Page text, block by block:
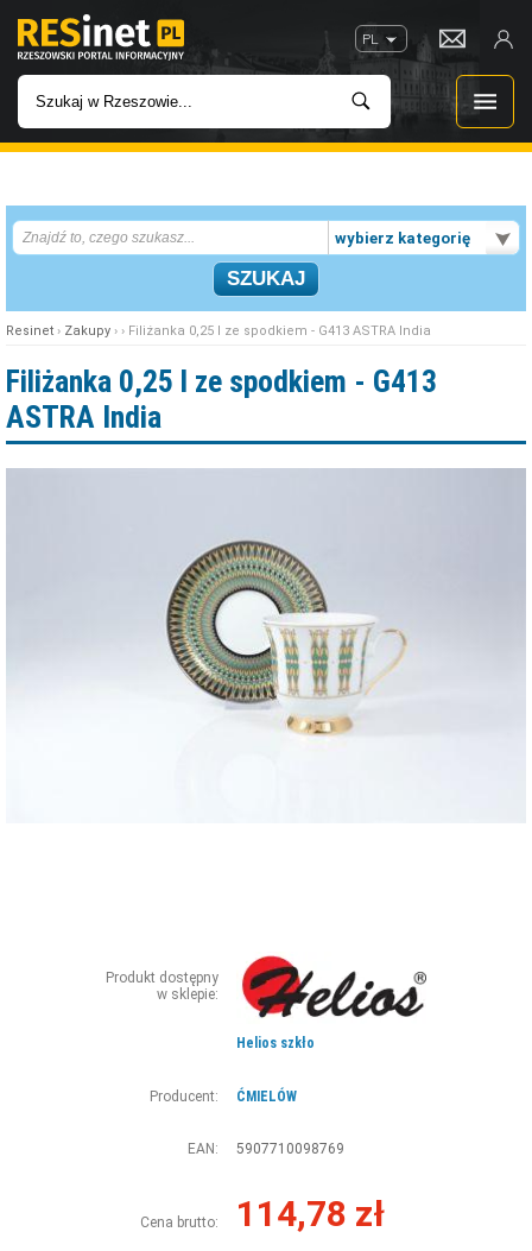
PL
INWESTYCJE
IMPREZY
ROZRYWKA
W KINACH
wybierz kategorię
Resinet › Zakupy › › Filiżanka 0,25 l ze spodkiem - G413 ASTRA India
Filiżanka 0,25 l ze spodkiem - G413
ASTRA India
Produkt dostępny
w sklepie:
Helios szkło
Producent: ĆMIELÓW
EAN: 5907710098769
Cena brutto: 114,78 zł